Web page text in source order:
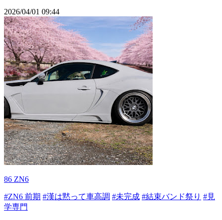
2026/04/01 09:44
86 ZN6
#ZN6 前期 #漢は黙って車高調 #未完成 #結束バンド祭り #見
学専門